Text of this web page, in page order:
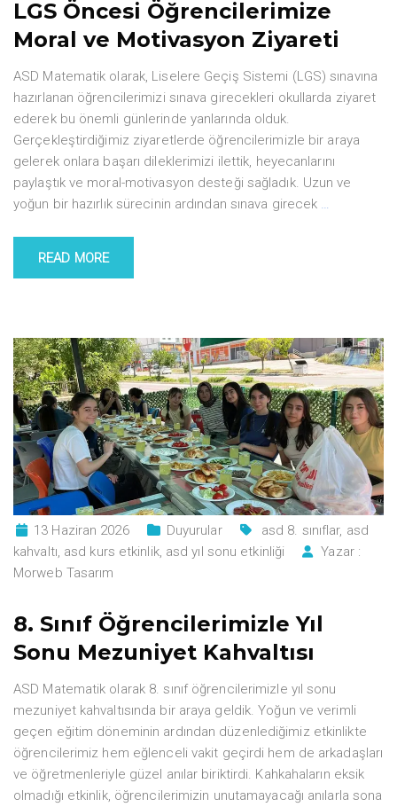
LGS Öncesi Öğrencilerimize
Moral ve Motivasyon Ziyareti
ASD Matematik olarak, Liselere Geçiş Sistemi (LGS) sınavına
hazırlanan öğrencilerimizi sınava girecekleri okullarda ziyaret
ederek bu önemli günlerinde yanlarında olduk.
Gerçekleştirdiğimiz ziyaretlerde öğrencilerimizle bir araya
gelerek onlara başarı dileklerimizi ilettik, heyecanlarını
paylaştık ve moral-motivasyon desteği sağladık. Uzun ve
yoğun bir hazırlık sürecinin ardından sınava girecek
READ MORE
13 Haziran 2026 Duyurular asd 8. sınıflar, asd
kahvaltı, asd kurs etkinlik, asd yıl sonu etkinliği
Yazar :
Morweb Tasarım
8. Sınıf Öğrencilerimizle Yıl
Sonu Mezuniyet Kahvaltısı
ASD Matematik olarak 8. sınıf öğrencilerimizle yıl sonu
mezuniyet kahvaltısında bir araya geldik. Yoğun ve verimli
geçen eğitim döneminin ardından düzenlediğimiz etkinlikte
öğrencilerimiz hem eğlenceli vakit geçirdi hem de arkadaşları
ve öğretmenleriyle güzel anılar biriktirdi. Kahkahaların eksik
olmadığı etkinlik, öğrencilerimizin unutamayacağı anılarla sona